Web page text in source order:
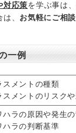
対応策を学ぶ事は
、 お気軽にご相
一例
スメントの種類
スメントのリスク
ハラの原因や発生
ハラの判断基準